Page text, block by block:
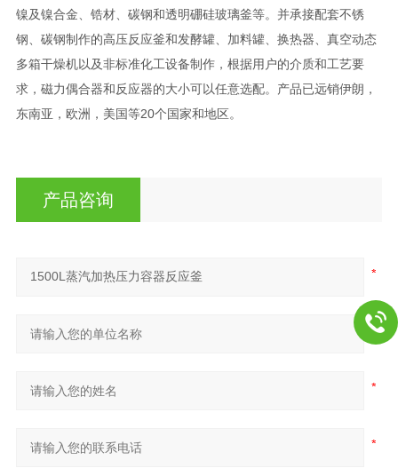
镍及镍合金、锆材、碳钢和透明硼硅玻璃釜等。并承接配套不锈
钢、碳钢制作的高压反应釜和发酵罐、加料罐、换热器、真空动态
多箱干燥机以及非标准化工设备制作，根据用户的介质和工艺要
求，磁力偶合器和反应器的大小可以任意选配。产品已远销伊朗，
东南亚，欧洲，美国等20个国家和地区。
产品咨询